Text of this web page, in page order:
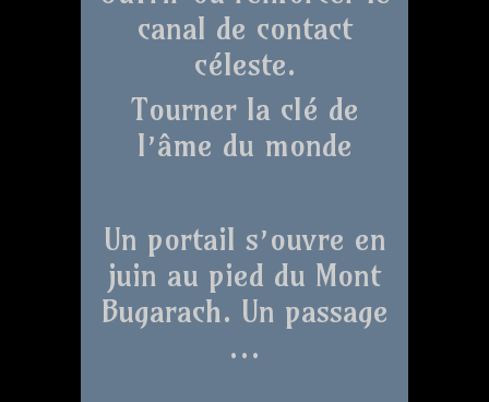
canal de contact
céleste.
Tourner la clé de
l’âme du monde
Un portail s’ouvre en
juin au pied du Mont
Bugarach. Un passage
…